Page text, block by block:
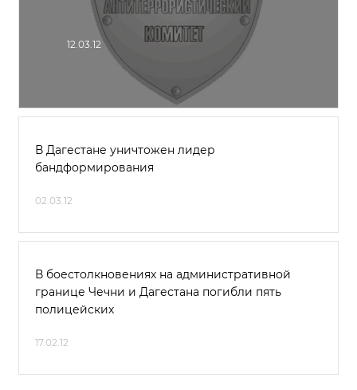
12.03.12
В Дагестане уничтожен лидер
бандформирования
02.03.12
В боестолкновениях на административной
границе Чечни и Дагестана погибли пять
полицейских
17.02.12